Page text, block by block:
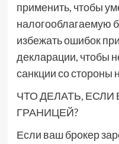
применить, чтобы
налогооблагаемую
избежать ошибок
декларации, чтобы
санкции со стороны
ЧТО ДЕЛАТЬ,
ГРАНИЦЕЙ?
Если ваш брокер